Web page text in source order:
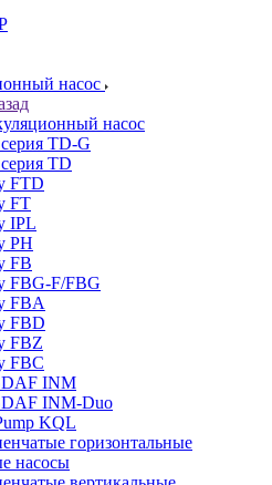
насос
насос
TD-G
TD
FTD
FT
IPL
PH
FB
FBG-F/FBG
FBA
FBD
FBZ
FBC
INM
INM-Duo
KQL
горизонтальные
насосы